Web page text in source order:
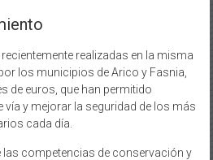
realizadas en la misma
los municipios de Arico y Fasnia,
de euros, que han permitido
y mejorar la seguridad de los más
cada día.
las competencias de conservación y